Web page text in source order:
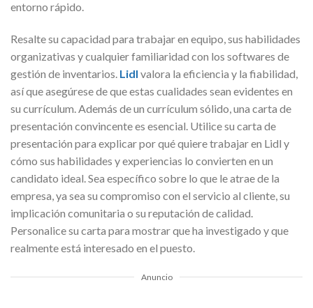
entorno rápido.
Resalte su capacidad para trabajar en equipo, sus habilidades
organizativas y cualquier familiaridad con los softwares de
gestión de inventarios. Lidl valora la eficiencia y la fiabilidad,
así que asegúrese de que estas cualidades sean evidentes en
su currículum. Además de un currículum sólido, una carta de
presentación convincente es esencial. Utilice su carta de
presentación para explicar por qué quiere trabajar en Lidl y
cómo sus habilidades y experiencias lo convierten en un
candidato ideal. Sea específico sobre lo que le atrae de la
empresa, ya sea su compromiso con el servicio al cliente, su
implicación comunitaria o su reputación de calidad.
Personalice su carta para mostrar que ha investigado y que
realmente está interesado en el puesto.
Anuncio